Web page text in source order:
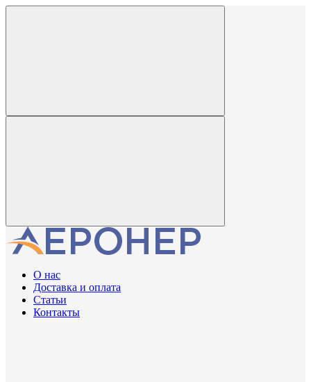
О нас
Доставка и оплата
Статьи
Контакты